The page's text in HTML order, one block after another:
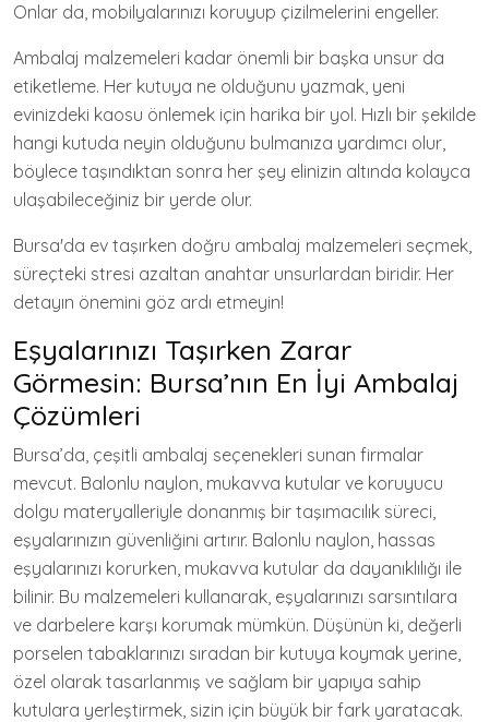
Onlar da, mobilyalarınızı koruyup çizilmelerini engeller.
Ambalaj malzemeleri kadar önemli bir başka unsur da
etiketleme. Her kutuya ne olduğunu yazmak, yeni
evinizdeki kaosu önlemek için harika bir yol. Hızlı bir şekilde
hangi kutuda neyin olduğunu bulmanıza yardımcı olur,
böylece taşındıktan sonra her şey elinizin altında kolayca
ulaşabileceğiniz bir yerde olur.
Bursa'da ev taşırken doğru ambalaj malzemeleri seçmek,
süreçteki stresi azaltan anahtar unsurlardan biridir. Her
detayın önemini göz ardı etmeyin!
Eşyalarınızı Taşırken Zarar
Görmesin: Bursa’nın En İyi Ambalaj
Çözümleri
Bursa’da, çeşitli ambalaj seçenekleri sunan firmalar
mevcut. Balonlu naylon, mukavva kutular ve koruyucu
dolgu materyalleriyle donanmış bir taşımacılık süreci,
eşyalarınızın güvenliğini artırır. Balonlu naylon, hassas
eşyalarınızı korurken, mukavva kutular da dayanıklılığı ile
bilinir. Bu malzemeleri kullanarak, eşyalarınızı sarsıntılara
ve darbelere karşı korumak mümkün. Düşünün ki, değerli
porselen tabaklarınızı sıradan bir kutuya koymak yerine,
özel olarak tasarlanmış ve sağlam bir yapıya sahip
kutulara yerleştirmek, sizin için büyük bir fark yaratacak.